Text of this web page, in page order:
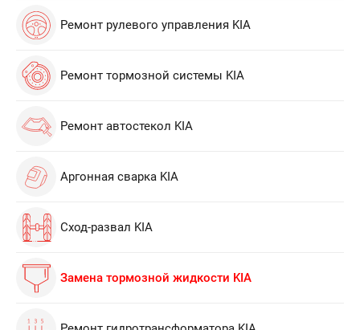
Ремонт рулевого управления KIA
Ремонт тормозной системы KIA
Ремонт автостекол KIA
Аргонная сварка KIA
Сход-развал KIA
Замена тормозной жидкости KIA